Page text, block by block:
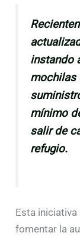
instando
mochilas
mínimo
salir de
refugio.
Esta
fomentar la